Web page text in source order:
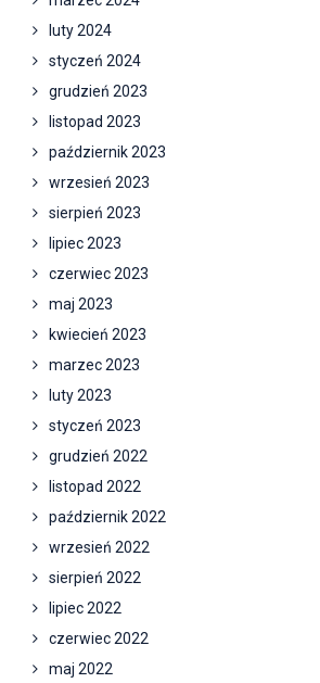
luty 2024
styczeń 2024
grudzień 2023
listopad 2023
październik 2023
wrzesień 2023
sierpień 2023
lipiec 2023
czerwiec 2023
maj 2023
kwiecień 2023
marzec 2023
luty 2023
styczeń 2023
grudzień 2022
listopad 2022
październik 2022
wrzesień 2022
sierpień 2022
lipiec 2022
czerwiec 2022
maj 2022